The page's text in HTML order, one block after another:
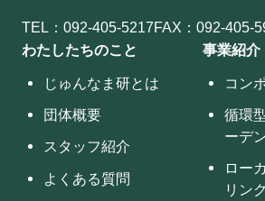
TEL：092-405-5217FAX：092-405-
わたしたちのこと
じゅんなま研とは
団体概要
スタッフ紹介
よくある質問
事業紹介
コン
循環
ーデ
ロー
リン